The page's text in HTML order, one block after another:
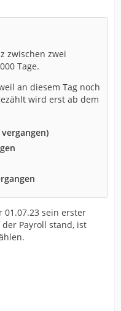
zwischen zwei
Tage.
an diesem Tag noch
wird erst ab dem
01.07.23 sein erster
Payroll stand, ist